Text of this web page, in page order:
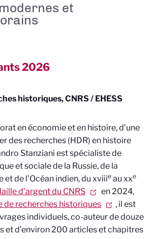
et
2026
historiques, CNRS / EHESS
en économie et en histoire, d’une
des recherches (HDR) en histoire
Stanziani est spécialiste de
et sociale de la Russie, de la
et de l’Océan indien, du xviiie au xxe
d’argent du CNRS
en 2024,
de recherches historiques
, il est
individuels, co-auteur de douze
et d’environ 200 articles et chapitres